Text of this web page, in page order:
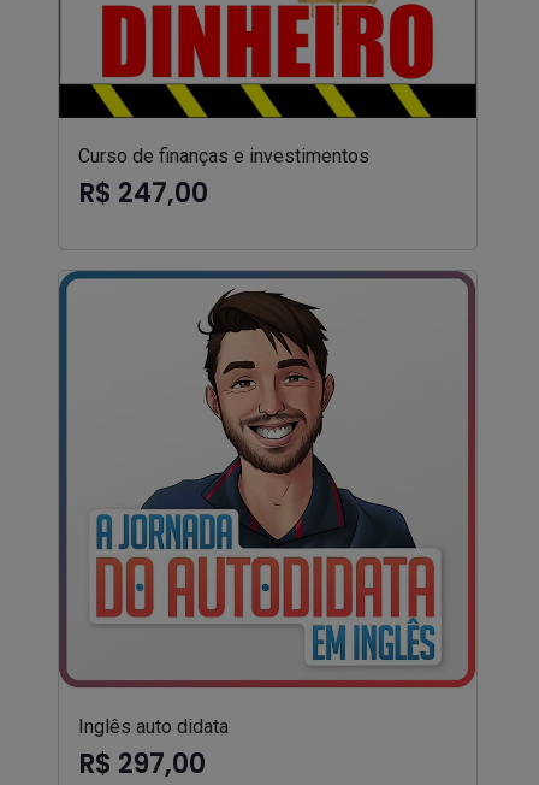
Curso de finanças e investimentos
R$ 247,00
Inglês auto didata
R$ 297,00